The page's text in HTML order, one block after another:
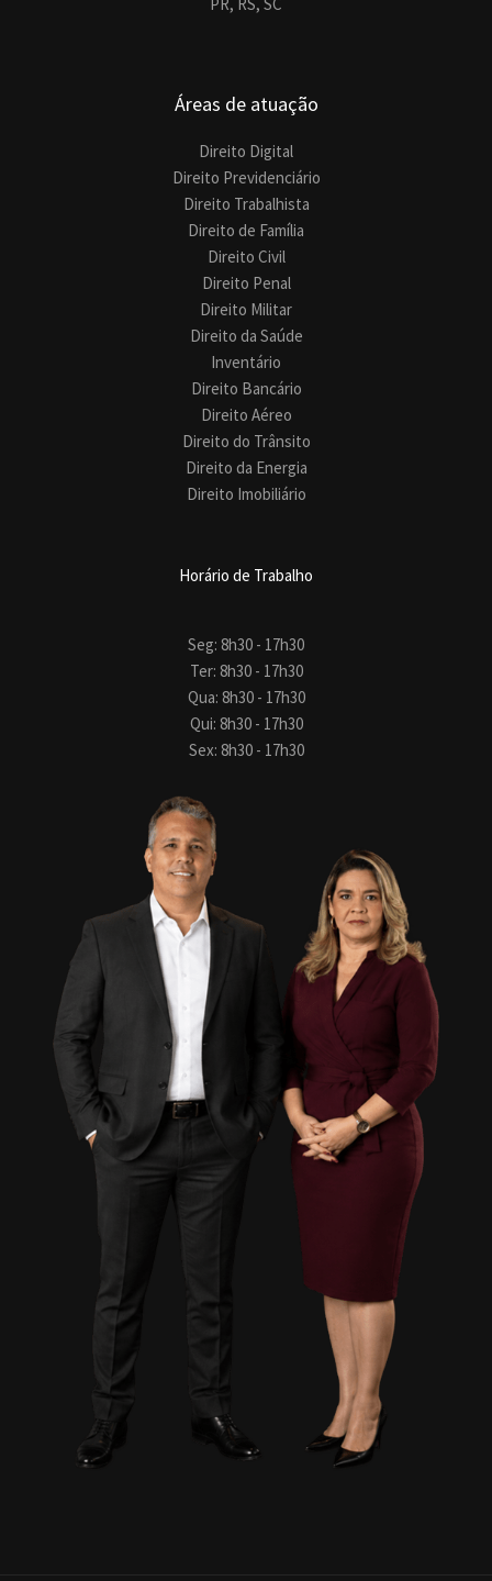
Áreas de atuação
Direito Digital
Direito Previdenciário
Direito Trabalhista
Direito de Família
Direito Civil
Direito Penal
Direito Militar
Direito da Saúde
Inventário
Direito Bancário
Direito Aéreo
Direito do Trânsito
Direito da Energia
Direito Imobiliário
Horário de Trabalho
Seg: 8h30 - 17h30
Ter: 8h30 - 17h30
Qua: 8h30 - 17h30
Qui: 8h30 - 17h30
Sex: 8h30 - 17h30